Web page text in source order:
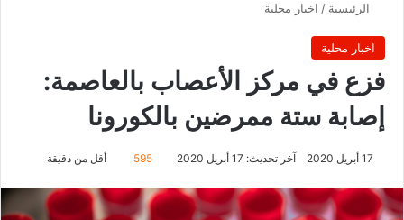
الرئيسية / اخبار محلية
اخبار محلية
فزع في مركز الأعصاب بالعاصمة:
إصابة ستة ممرضين بالكورونا
17 أبريل 2020 آخر تحديث: 17 أبريل 2020 595 أقل من دقيقة